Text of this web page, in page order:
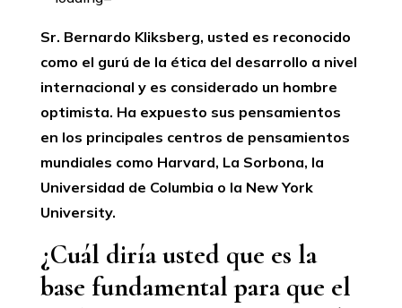
Sr. Bernardo Kliksberg, usted es reconocido
como el gurú de la ética del desarrollo a nivel
internacional y es considerado un hombre
optimista. Ha expuesto sus pensamientos
en los principales centros de pensamientos
mundiales como Harvard, La Sorbona, la
Universidad de Columbia o la New York
University.
¿Cuál diría usted que es la
base fundamental para que el